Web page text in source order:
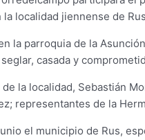
localidad jiennense de
la parroquia de la
casada y
la localidad, Sebastián
representantes de la
el municipio de Rus,